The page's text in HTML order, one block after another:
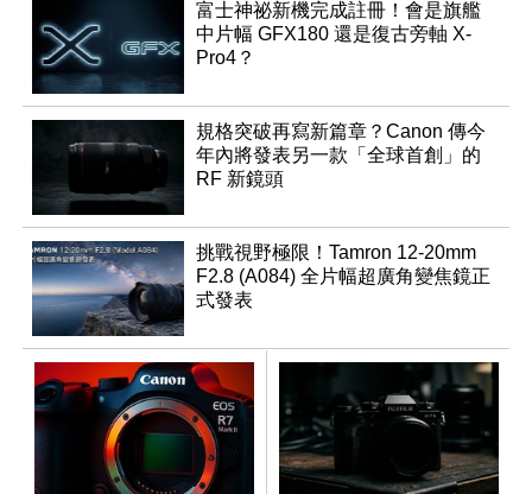
富士神祕新機完成註冊！會是旗艦
中片幅 GFX180 還是復古旁軸 X-
Pro4？
規格突破再寫新篇章？Canon 傳今
年內將發表另一款「全球首創」的
RF 新鏡頭
挑戰視野極限！Tamron 12-20mm
F2.8 (A084) 全片幅超廣角變焦鏡正
式發表